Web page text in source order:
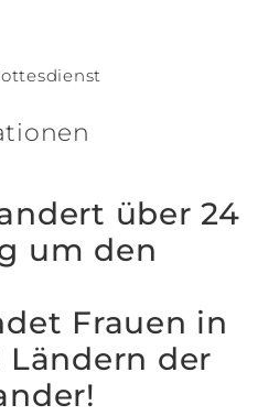
über 24
um den
Frauen in
Ländern der